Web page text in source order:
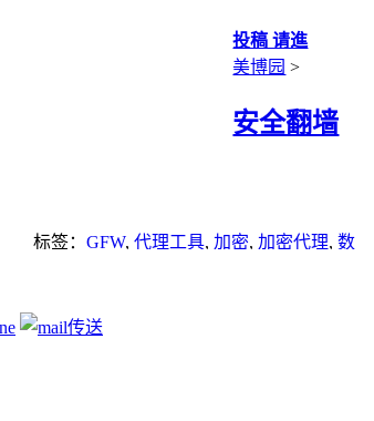
投稿 请進
美博园 >
安全翻墙
标签： GFW, 代理工具, 加密, 加密代理, 数